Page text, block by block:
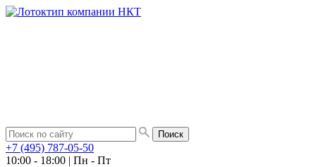
+7 (495) 787-05-50
10:00 - 18:00 | Пн - Пт